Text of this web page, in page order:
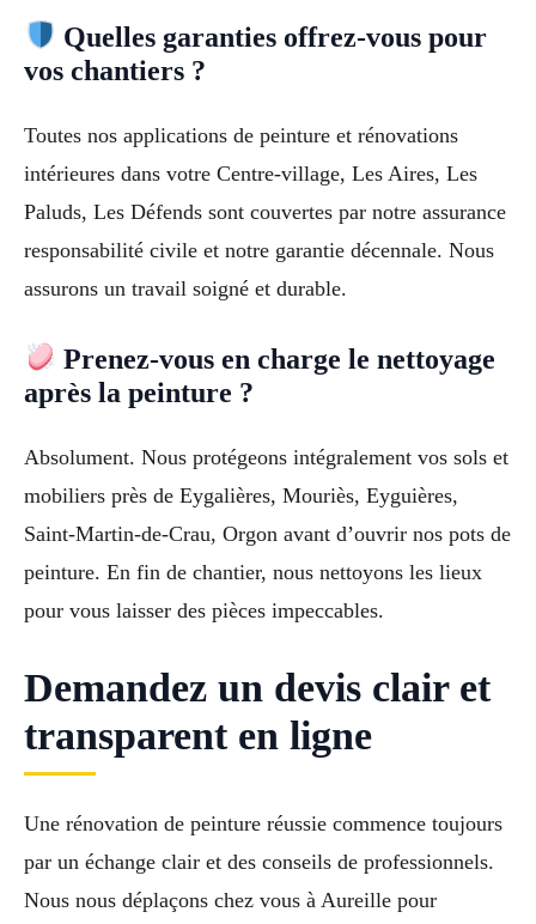
Quelles garanties offrez-vous pour
vos chantiers ?
Toutes nos applications de peinture et rénovations
intérieures dans votre Centre-village, Les Aires, Les
Paluds, Les Défends sont couvertes par notre assurance
responsabilité civile et notre garantie décennale. Nous
assurons un travail soigné et durable.
Prenez-vous en charge le nettoyage
après la peinture ?
Absolument. Nous protégeons intégralement vos sols et
mobiliers près de Eygalières, Mouriès, Eyguières,
Saint-Martin-de-Crau, Orgon avant d’ouvrir nos pots de
peinture. En fin de chantier, nous nettoyons les lieux
pour vous laisser des pièces impeccables.
Demandez un devis clair et
transparent en ligne
Une rénovation de peinture réussie commence toujours
par un échange clair et des conseils de professionnels.
Nous nous déplaçons chez vous à Aureille pour